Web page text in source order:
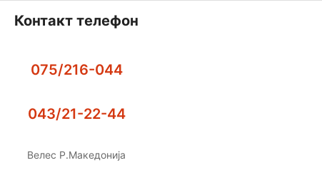
Контакт телефон
075/216-044
043/21-22-44
Велес Р.Македонија